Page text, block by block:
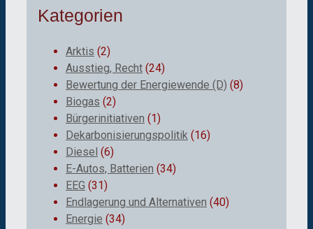
Kategorien
Arktis (2)
Ausstieg, Recht (24)
Bewertung der Energiewende (D) (8)
Biogas (2)
Bürgerinitiativen (1)
Dekarbonisierungspolitik (16)
Diesel (6)
E-Autos, Batterien (34)
EEG (31)
Endlagerung und Alternativen (40)
Energie (34)